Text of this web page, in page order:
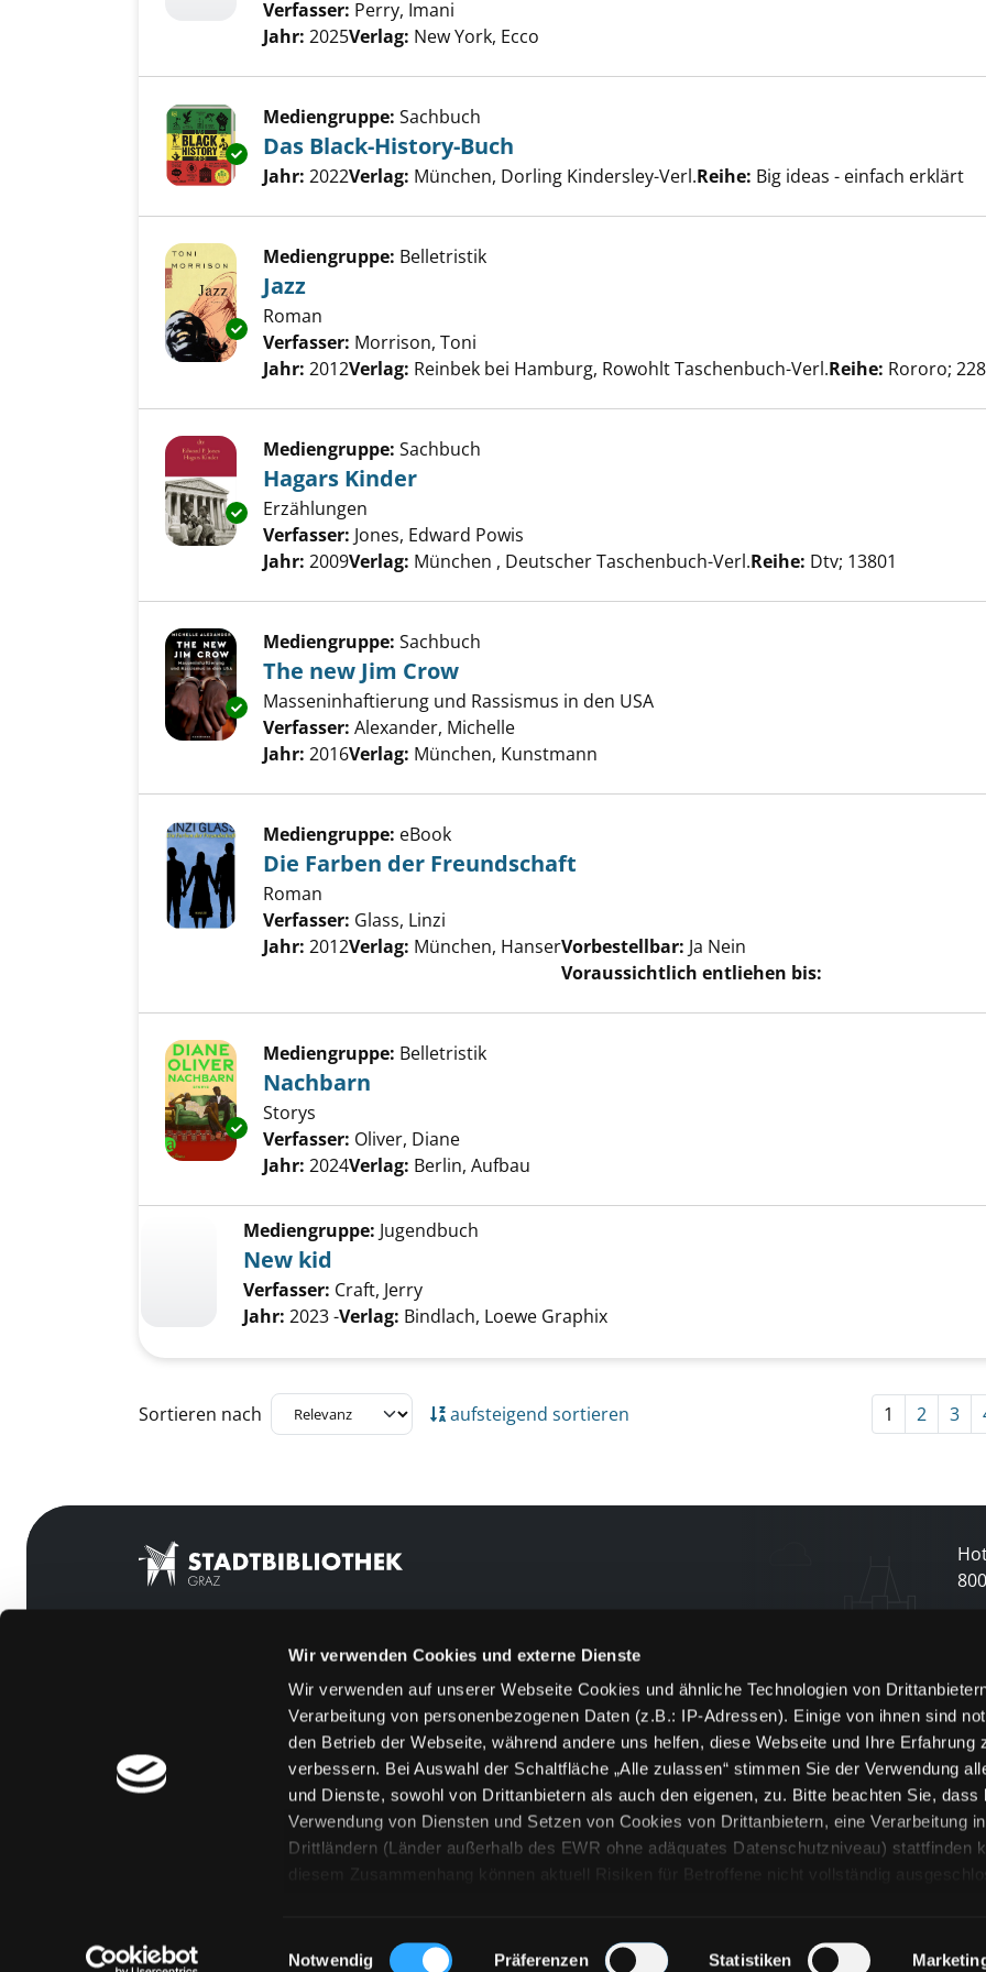
Wir verwenden Cookies und externe Dienste
Wir verwenden auf unserer Webseite Cookies und ähnliche Technologien von
Verarbeitung von personenbezogenen Daten (z.B.: IP-Adressen). Einige von ihnen sind
den Betrieb der Webseite, während andere uns helfen, diese Webseite und Ihre Erfahrung
verbessern. Bei Auswahl der Schaltfläche „Alle zulassen“ stimmen Sie der Verwendung
und Dienste, sowohl von Drittanbietern als auch den eigenen, zu. Bitte beachten Sie, dass
Verwendung von Diensten und Setzen von Cookies von Drittanbietern, eine Verarbeitung
Drittländern (Länder außerhalb des EWR ohne adäquates Datenschutzniveau) stattfinden
diesem Zusammenhang können aktuell Risiken für Betroffene nicht vollständig
„Details zeigen“ finden Sie Erklärungen zu den verschiedenen Kategorien von Cookies
Einwilligungsauswahl
Notwendig Präferenzen Statistiken
Verfasser: Perry, Imani
Jahr: 2025Verlag: New York, Ecco
Exemplar-Details von Das Black-History-Buch anzeigen
Mediengruppe: Sachbuch
Das Black-History-Buch
Suche nach diesem Verfasser
Jahr: 2022Verlag: München, Dorling Kindersley-Verl.Reihe: Big ideas - einfach erklärt
Exemplar-Details von Jazz anzeigen
Mediengruppe: Belletristik
Jazz
Roman
Verfasser: Morrison, Toni
Jahr: 2012Verlag: Reinbek bei Hamburg, Rowohlt Taschenbuch-Verl.Reihe: Rororo;
Exemplar-Details von Hagars Kinder anzeigen
Mediengruppe: Sachbuch
Hagars Kinder
Erzählungen
Verfasser: Jones, Edward Powis
Jahr: 2009Verlag: München , Deutscher Taschenbuch-Verl.Reihe: Dtv; 13801
Exemplar-Details von The new Jim Crow anzeigen
Mediengruppe: Sachbuch
The new Jim Crow
Masseninhaftierung und Rassismus in den USA
Verfasser: Alexander, Michelle
Jahr: 2016Verlag: München, Kunstmann
Mediengruppe: eBook
Die Farben der Freundschaft
Roman
Verfasser: Glass, Linzi
Jahr: 2012Verlag: München, HanserVorbestellbar: Ja Nein
Voraussichtlich entliehen bis:
Exemplar-Details von Nachbarn anzeigen
Mediengruppe: Belletristik
Nachbarn
Storys
Verfasser: Oliver, Diane
Jahr: 2024Verlag: Berlin, Aufbau
Mediengruppe: Jugendbuch
New kid
Verfasser: Craft, Jerry
Jahr: 2023 -Verlag: Bindlach, Loewe Graphix
Zu den Suchfiltern springen
Sortieren nach aufsteigend sortieren 1 2 3
800
[kju:b]
Feedback
Kontakt
Über uns
Jobs
Medienwunsch
FAQs